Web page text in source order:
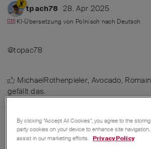
tpach78 28. Apr 2025
KI-Übersetzung von Polnisch nach Deutsch
@topac78
MichaelRothenpieler, Avocado, Romain
gefällt das.
MichaelRothenpieler 28.
By clicking “Accept All Cookies”, you agree to the
party cookies on your device to enhance site
assist in our marketing efforts.
Privacy Policy